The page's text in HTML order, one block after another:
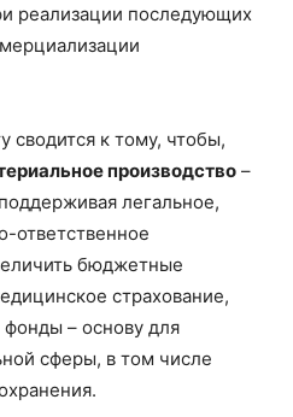
реализации последующих
сводится к тому, чтобы,
производство –
легальное,
ответственное
бюджетные
страхование,
– основу для
сферы, в том числе